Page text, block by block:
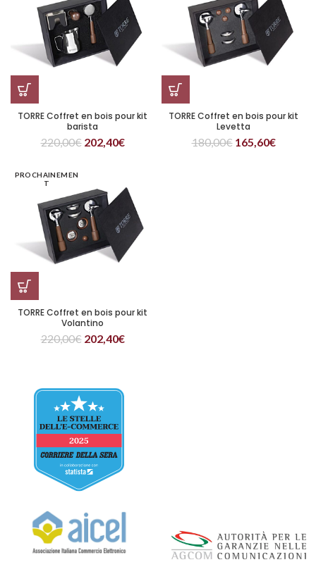
TORRE Coffret en bois pour kit
barista
220,00€ 202,40€
TORRE Coffret en bois pour kit
Levetta
180,00€ 165,60€
PROCHAINEMEN
T
TORRE Coffret en bois pour kit
Volantino
220,00€ 202,40€